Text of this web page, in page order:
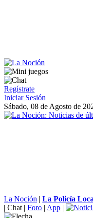
Regístrate
Iniciar Sesión
Sábado, 08 de Agosto de
La Noción | La Policía
| Chat | Foro | App |